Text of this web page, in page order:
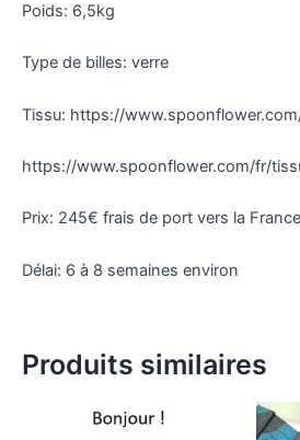
Poids: 6,5kg
Type de billes: verre
Tissu: https://
https://www.spoonflower.com/fr/
Prix: 245€ frais de port vers la
Délai: 6 à 8 semaines environ
Produits similaires